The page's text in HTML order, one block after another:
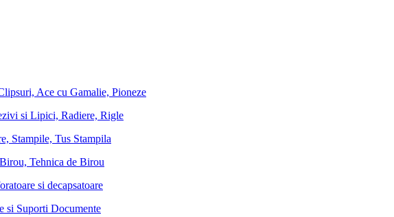
Ace cu Gamalie, Pioneze
si Lipici, Radiere, Rigle
Stampile, Tus Stampila
Tehnica de Birou
si decapsatoare
si Suporti Documente